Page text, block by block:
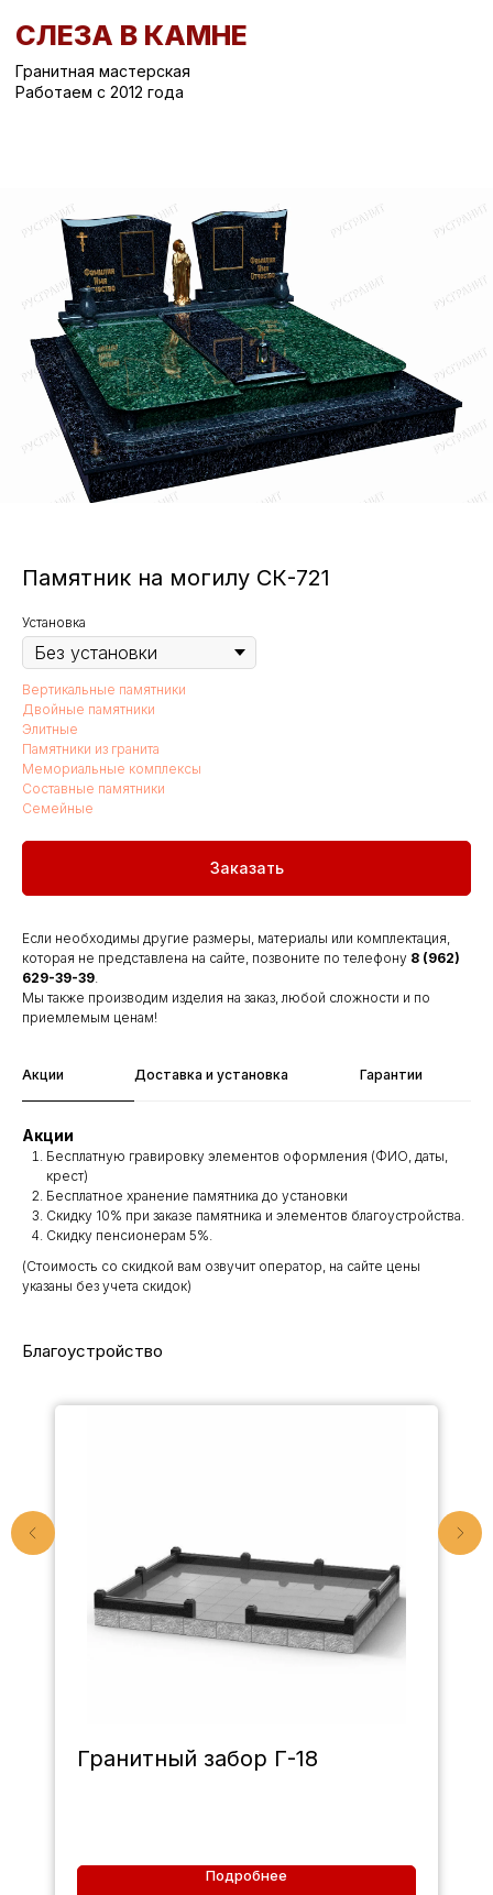
СЛЕЗА В КАМНЕ
Работаем с 2012 года
Вернуться назад / Вертикальные памятники на могилу
Памятник на могилу СК-721
Памятник на могилу СК-721
Установка
Вертикальные памятники
Двойные памятники
Элитные
Памятники из гранита
Мемориальные комплексы
Составные памятники
Семейные
Заказать
Если необходимы другие размеры, материалы или комплектация,
которая не представлена на сайте, позвоните по телефону 8 (962)
629-39-39.
Мы также производим изделия на заказ, любой сложности и по
приемлемым ценам!
Акции Доставка и установка Гарантии
Акции
Бесплатную гравировку элементов оформления (ФИО, даты,
крест)
Бесплатное хранение памятника до установки
Скидку 10% при заказе памятника и элементов благоустройства.
Скидку пенсионерам 5%.
(Стоимость со скидкой вам озвучит оператор, на сайте цены
указаны без учета скидок)
Благоустройство
Гранитный забор Г-18
Подробнее